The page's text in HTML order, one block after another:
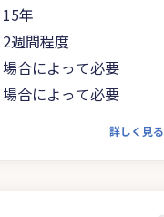
15年
2週間程度
場合によって必要
場合によって必要
詳しく見る